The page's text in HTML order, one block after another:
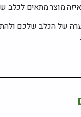
מוצר מתאים לכלב
של הכלב שלכם